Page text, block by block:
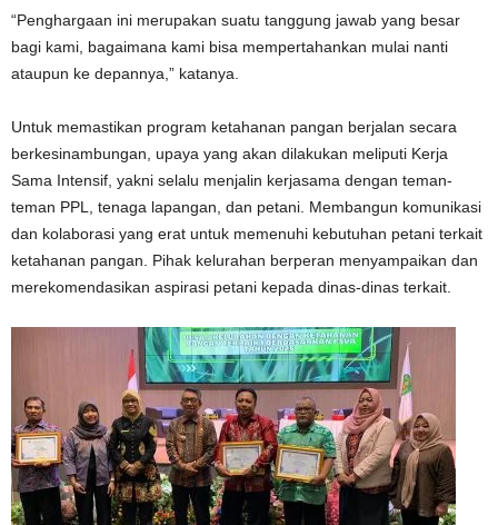
“Penghargaan ini merupakan suatu tanggung jawab yang besar
bagi kami, bagaimana kami bisa mempertahankan mulai nanti
ataupun ke depannya,” katanya.
Untuk memastikan program ketahanan pangan berjalan secara
berkesinambungan, upaya yang akan dilakukan meliputi Kerja
Sama Intensif, yakni selalu menjalin kerjasama dengan teman-
teman PPL, tenaga lapangan, dan petani. Membangun komunikasi
dan kolaborasi yang erat untuk memenuhi kebutuhan petani terkait
ketahanan pangan. Pihak kelurahan berperan menyampaikan dan
merekomendasikan aspirasi petani kepada dinas-dinas terkait.